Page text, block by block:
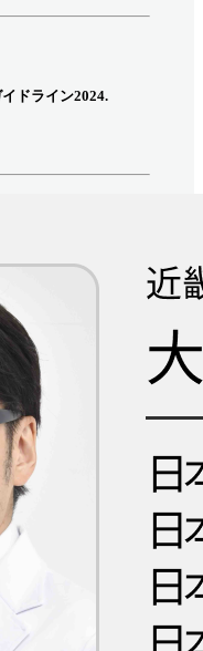
ドライン2024.